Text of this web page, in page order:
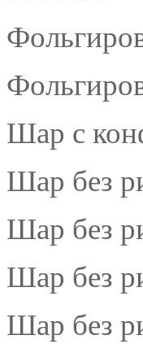
Шар с
Шар без
Шар без
Шар без
Шар без